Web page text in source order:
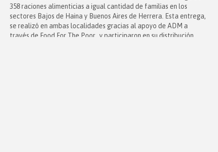
358 raciones alimenticias a igual cantidad de familias en los
sectores Bajos de Haina y Buenos Aires de Herrera. Esta entrega,
se realizó en ambas localidades gracias al apoyo de ADM a
través de Food For The Poor, y participaron en su distribución